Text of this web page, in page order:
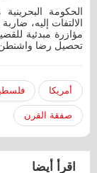
الحكومة
الالتفات إليه،
مؤازرة مبدئية
تحصيل رضا واشنطن
أمريكا
صفقة القرن
اقرأ أيضا